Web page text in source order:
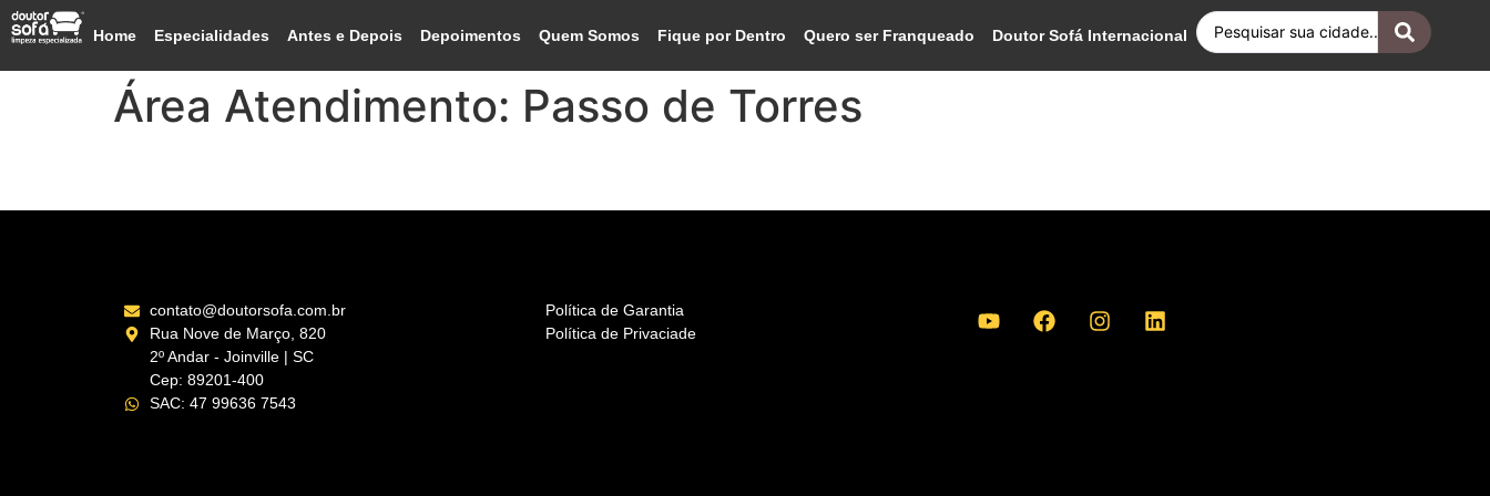
Home Especialidades Antes e Depois Depoimentos Quem Somos Fique por Dentro Quero ser Franqueado Doutor Sofá Internacional
Área Atendimento: Passo de Torres
contato@doutorsofa.com.br
Rua Nove de Março, 820
2º Andar - Joinville | SC
Cep: 89201-400
SAC: 47 99636 7543
Política de Garantia
Política de Privaciade